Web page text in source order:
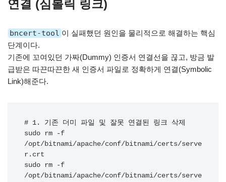
연결 (심볼릭 링크)
bncert-tool 이 실패했던 원인을 물리적으로 해결하는 핵심
단계이다.
기존에 꼬여있던 가짜(Dummy) 인증서 연결선을 끊고, 방금 발
급받은 따끈따끈한 새 인증서 파일로 정확하게 연결(Symbolic
Link)해준다.
# 1. 기존 더미 파일 및 잘못 연결된 링크 삭제
sudo rm -f
/opt/bitnami/apache/conf/bitnami/certs/serve
r.crt
sudo rm -f
/opt/bitnami/apache/conf/bitnami/certs/serve